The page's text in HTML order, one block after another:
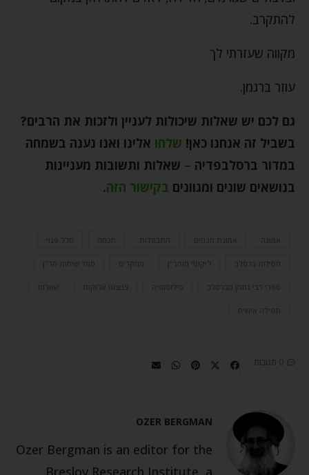
להתקרב.
מקווה שעזרתי לך
עוזר ברגמן.
גם לכם יש שאלות שיכולות לעניין ולזכות את הרבים?
בשביל זה אנחנו כאן! שלחו אלינו ואנו נענה בשמחה
במדור ברסלבפדיה – שאלות ותשובות מעניינות
בנושאים שונים ומגוונים בקישור הזה.
אמונה אמונת חכמים התבודדות חכמה חלל פנוי
חסידות ברסלב ליקוטי מוהר"ן מחקרים ספר שיחות הר"ן
ספרי רבי נחמן מברסלב פילוסופיה צמצום אלוקות שאלות
תפילה אישית
0 תגובות
OZER BERGMAN
Ozer Bergman is an editor for the
Breslov Research Institute, a